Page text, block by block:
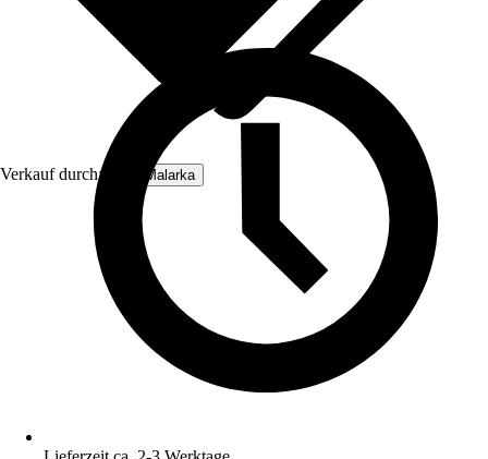
Verkauf durch: IKHEMalarka